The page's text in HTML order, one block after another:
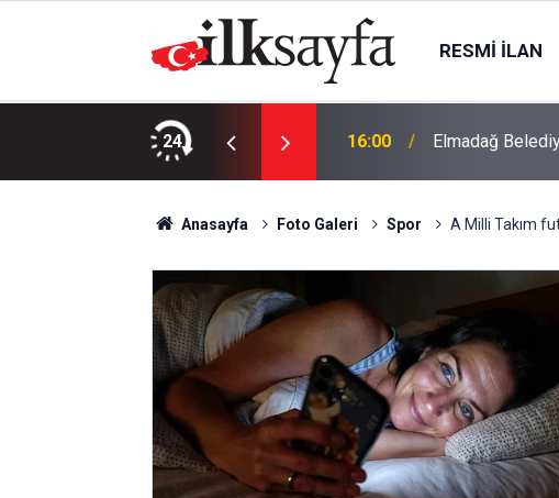
RESMI İLAN
24
bölgesel güvenliğe katkı sunacak” 16:00 Elmadağ
Anasayfa Foto Galeri Spor A Milli Takım